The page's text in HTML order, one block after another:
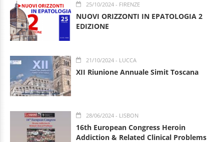
25/10/2024 - FIRENZE
NUOVI ORIZZONTI IN EPATOLOGIA 2
EDIZIONE
21/10/2024 - LUCCA
XII Riunione Annuale Simit Toscana
28/06/2024 - LISBON
16th European Congress Heroin
Addiction & Related Clinical Problems